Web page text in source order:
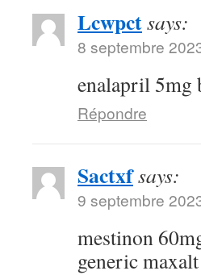
Lcwpctsays:
8 septembre
enalapril 5mg
Répondre
Sactxfsays:
9 septembre
mestinon
generic